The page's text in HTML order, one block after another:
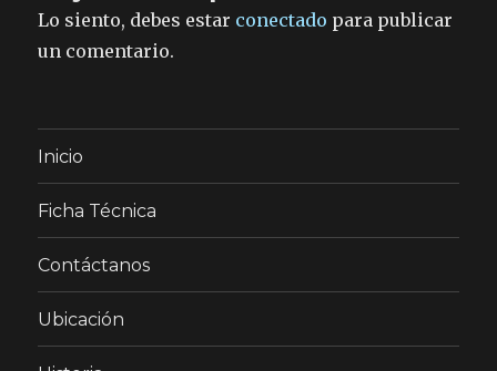
Lo siento, debes estar conectado para publicar
un comentario.
Inicio
Ficha Técnica
Contáctanos
Ubicación